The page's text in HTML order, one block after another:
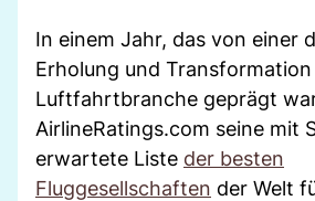
In einem Jahr, das von einer
Erholung und
Luftfahrtbranche geprägt
AirlineRatings.com seine mit
erwartete Liste der besten
Fluggesellschaften der Welt